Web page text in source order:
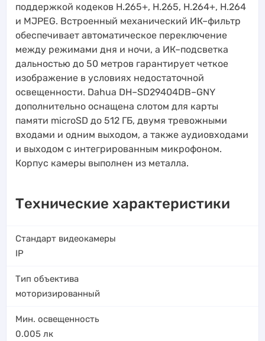
поддержкой кодеков H.265+, H.265, H.264+, H.264
и MJPEG. Встроенный механический ИК–фильтр
обеспечивает автоматическое переключение
между режимами дня и ночи, а ИК–подсветка
дальностью до 50 метров гарантирует четкое
изображение в условиях недостаточной
освещенности. Dahua DH–SD29404DB–GNY
дополнительно оснащена слотом для карты
памяти microSD до 512 ГБ, двумя тревожными
входами и одним выходом, а также аудиовходами
и выходом с интегрированным микрофоном.
Корпус камеры выполнен из металла.
Технические характеристики
Стандарт видеокамеры
IP
Тип объектива
моторизированный
Мин. освещенность
0.005 лк